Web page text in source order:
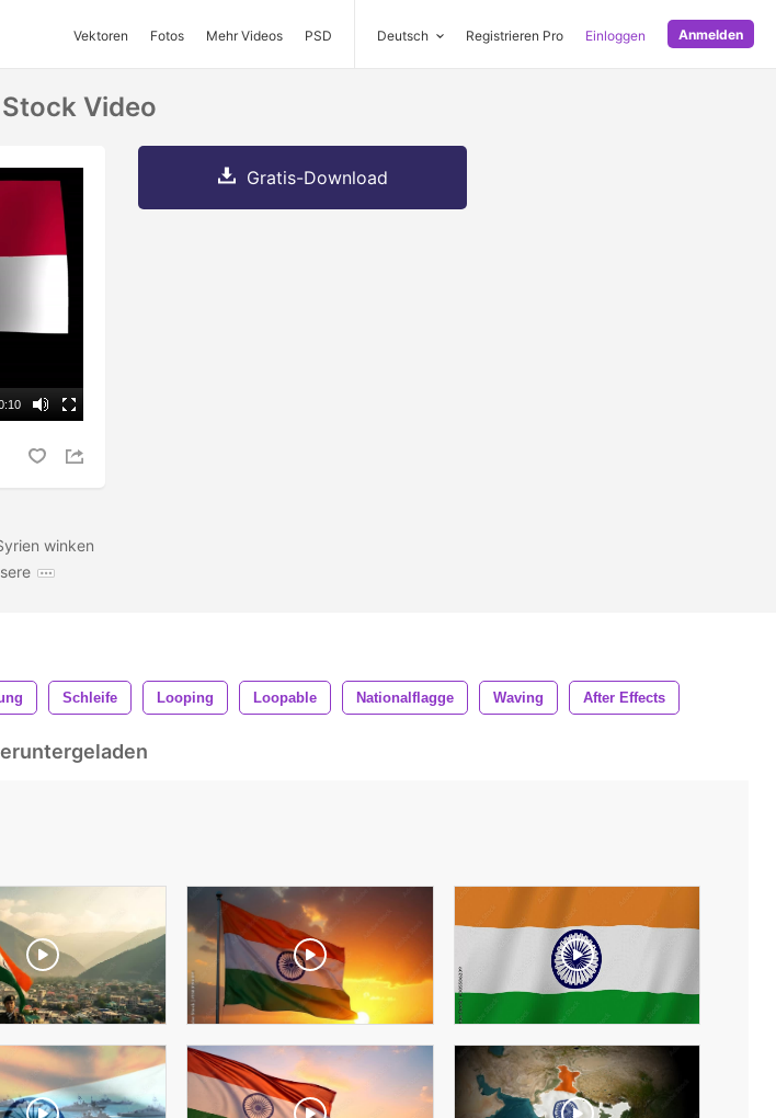
Vektoren Fotos Mehr Videos PSD Deutsch Registrieren Pro Einloggen Anmelden
Video
winken
Gratis-Download
Schleife Looping Loopable Nationalflagge Waving After Effects